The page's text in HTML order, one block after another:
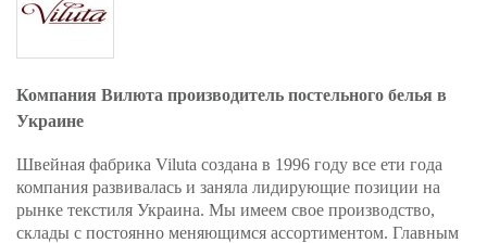
Компания Вилюта производитель постельного белья в
Украине
Швейная фабрика Viluta создана в 1996 году все ети года
компания развивалась и заняла лидирующие позиции на
рынке текстиля Украина. Мы имеем свое производство,
склады с постоянно меняющимся ассортиментом. Главным